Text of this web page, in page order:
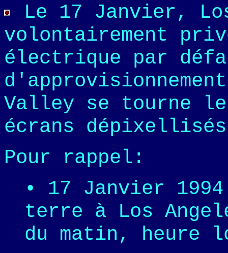
Le 17 Janvier,
volontairement
électrique par
Valley se tourne
écrans
Pour rappel:
• 17 Janvier
terre à Los
du matin, heure